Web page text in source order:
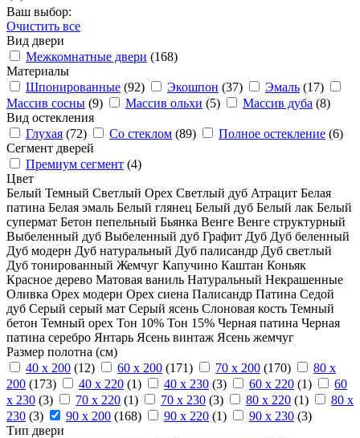
Ваш выбор:
Очистить все
Вид двери
Межкомнатные двери (168)
Материалы
Шпонированные (92) Экошпон (37) Эмаль (17)
Массив сосны (9) Массив ольхи (5) Массив дуба (8)
Вид остекления
Глухая (72) Со стеклом (89) Полное остекление (6)
Сегмент дверей
Премиум сегмент (4)
Цвет
Белый Темный Светлый Орех Светлый дуб Атрацит Белая
патина Белая эмаль Белый глянец Белый дуб Белый лак Белый
супермат Бетон пепельный Бьянка Венге Венге структурный
Выбеленный дуб Выбеленный дуб Графит Дуб Дуб беленный
Дуб модерн Дуб натуральный Дуб палисандр Дуб светлый
Дуб тонированный Жемчуг Капучино Каштан Коньяк
Красное дерево Матовая ваниль Натуральный Некрашенные
Оливка Орех модерн Орех сиена Палисандр Патина Седой
дуб Серый серый мат Серый ясень Слоновая кость Темный
бетон Темный орех Тон 10% Тон 15% Черная патина Черная
патина серебро Янтарь Ясень винтаж Ясень жемчуг
Размер полотна (см)
40 x 200 (12) 60 x 200 (171) 70 x 200 (170)
80 x
200 (173) 40 x 220 (1) 40 x 230 (3) 60 x 220 (1)
60
x 230 (3) 70 x 220 (1) 70 x 230 (3) 80 x 220 (1)
80 x
230 (3) 90 x 200 (168) 90 x 220 (1) 90 x 230 (3)
Тип двери